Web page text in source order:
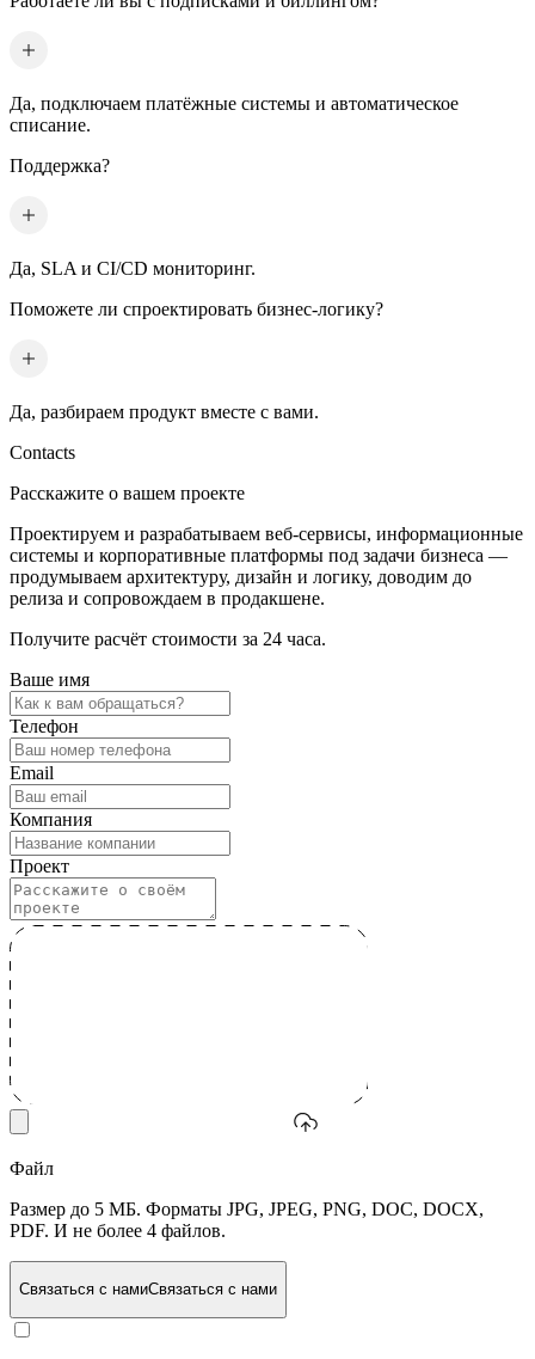
Да, подключаем платёжные системы и автоматическое
списание.
Поддержка?
Да, SLA и CI/CD мониторинг.
Поможете ли спроектировать бизнес-логику?
Да, разбираем продукт вместе с вами.
Contacts
Расскажите о вашем проекте
Проектируем и разрабатываем веб-сервисы, информационные
системы и корпоративные платформы под задачи бизнеса —
продумываем архитектуру, дизайн и логику, доводим до
релиза и сопровождаем в продакшене.
Получите расчёт стоимости за 24 часа.
Ваше имя
Телефон
Email
Компания
Проект
Файл
Размер до 5 МБ. Форматы JPG, JPEG, PNG, DOC, DOCX,
PDF. И не более 4 файлов.
Связаться с намиСвязаться с нами